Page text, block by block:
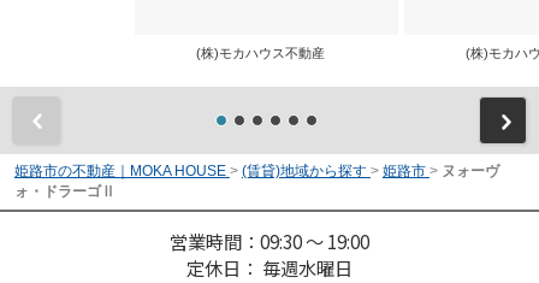
(株)モカハウス不動産 (株)モカハ
姫路市の不動産｜MOKA HOUSE > (賃貸)地域から探す > 姫路市 > ヌォーヴ
ォ・ドラーゴⅡ
営業時間：09:30 ～ 19:00
定休日： 毎週水曜日